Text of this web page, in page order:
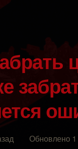
Обновлено 1